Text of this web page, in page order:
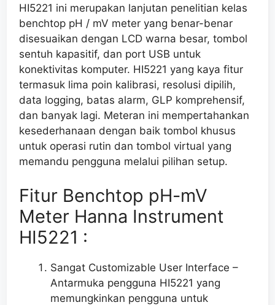
HI5221 ini merupakan lanjutan penelitian kelas
benchtop pH / mV meter yang benar-benar
disesuaikan dengan LCD warna besar, tombol
sentuh kapasitif, dan port USB untuk
konektivitas komputer. HI5221 yang kaya fitur
termasuk lima poin kalibrasi, resolusi dipilih,
data logging, batas alarm, GLP komprehensif,
dan banyak lagi. Meteran ini mempertahankan
kesederhanaan dengan baik tombol khusus
untuk operasi rutin dan tombol virtual yang
memandu pengguna melalui pilihan setup.
Fitur Benchtop pH-mV
Meter Hanna Instrument
HI5221 :
Sangat Customizable User Interface –
Antarmuka pengguna HI5221 yang
memungkinkan pengguna untuk